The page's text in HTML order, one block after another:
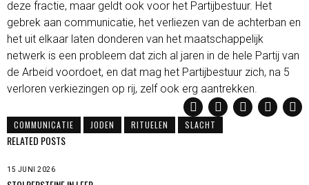
deze fractie, maar geldt ook voor het Partijbestuur. Het
gebrek aan communicatie, het verliezen van de achterban en
het uit elkaar laten donderen van het maatschappelijk
netwerk is een probleem dat zich al jaren in de hele Partij van
de Arbeid voordoet, en dat mag het Partijbestuur zich, na 5
verloren verkiezingen op rij, zelf ook erg aantrekken.
COMMUNICATIE JODEN RITUELEN SLACHT
RELATED POSTS
15 JUNI 2026